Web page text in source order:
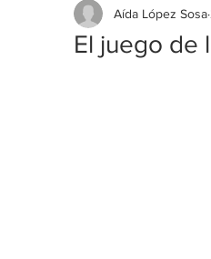
El juego de
Aída López Sosa